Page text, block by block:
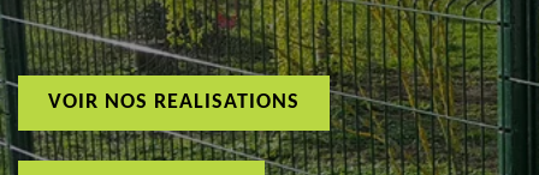
VOIR NOS REALISATIONS